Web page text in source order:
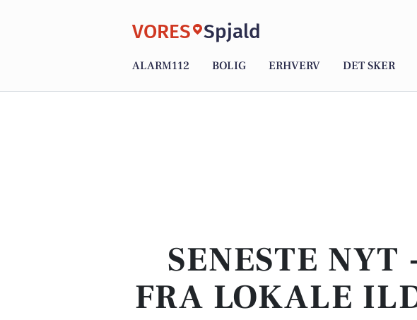
VORES Spjald
ALARM112 BOLIG ERHVERV DET SKER
SENESTE
FRA LOKALE